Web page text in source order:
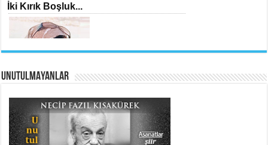
AHMET URFALI
Tahlil Denemesi...
İki Kırık Boşluk...
Meral Yağmur
Eski Bir Şiir...
UNUTULMAYANLAR